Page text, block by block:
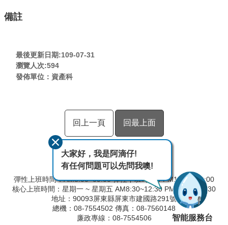
備註
最後更新日期:109-07-31
瀏覽人次:594
發佈單位：資產科
回上一頁 回最上面
彈性上班時間：AM8:00~09:00 彈性下班時間：PM17:00~18:00
核心上班時間：星期一 ~ 星期五 AM8:30~12:30 PM13:30~17:30
地址：90093屏東縣屏東市建國路291號
總機：08-7554502 傳真：08-7560148
廉政專線：08-7554506
大家好，我是阿滴仔!
有任何問題可以先問我噢!
智能服務台